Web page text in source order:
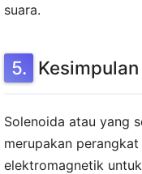
suara.
Kesimpulan
Solenoida atau yang
merupakan
elektromagnetik